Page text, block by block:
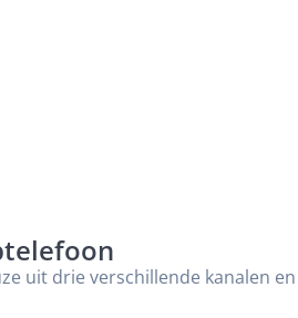
uit drie verschillende kanalen en